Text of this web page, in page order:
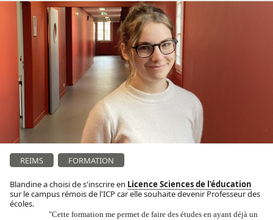
REIMS FORMATION
Blandine a choisi de s'inscrire en Licence Sciences de l'éducation
sur le campus rémois de l'ICP car elle souhaite devenir Professeur des
écoles.
"Cette formation me permet de faire des études en ayant déjà un